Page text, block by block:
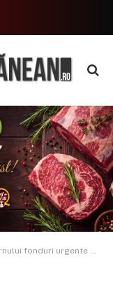
distruse de inundații în județul Botoșani